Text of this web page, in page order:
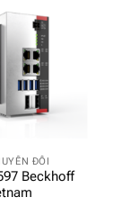
ĐỔI
Beckhoff